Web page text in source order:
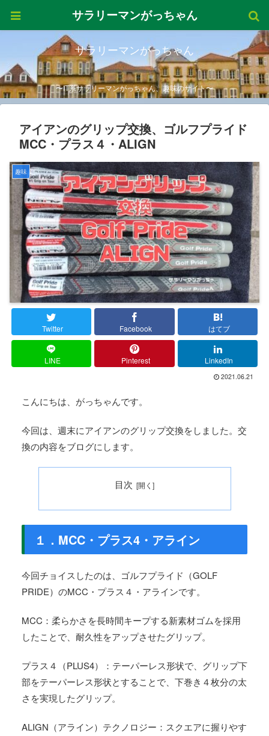
サラリーマンがっちゃん
〜IT系サラリーマンがっちゃん、趣味のサイト〜
アイアンのグリップ交換、ゴルフプライド
MCC・プラス４・ALIGN
趣味
Twitter Facebook はてブ
LINE Pinterest LinkedIn
2021.06.21
こんにちは、がっちゃんです。
今回は、週末にアイアンのグリップ交換をしました。交
換の内容をブログにします。
目次
１．MCC・プラス4・アライン
今回チョイスしたのは、ゴルフプライド（GOLF
PRIDE）のMCC・プラス４・アラインです。
MCC：柔らかさを長時間キープする新素材ゴムを採用
したことで、耐久性をアップさせたグリップ。
プラス４（PLUS4）：テーパーレス形状で、グリップ下
部をテーパーレス形状とすることで、下巻き４枚分の太
さを実現したグリップ。
ALIGN（アライン）テクノロジー：スクエアに握りやす
サラリーマンがっちゃん